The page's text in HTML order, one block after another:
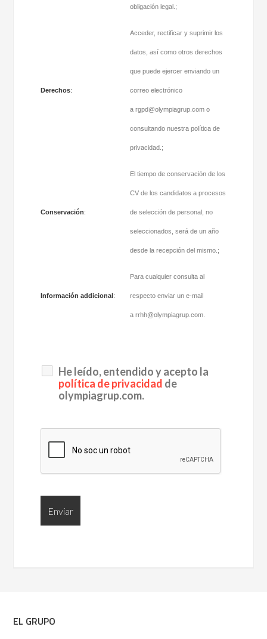
obligación legal.;
Derechos:
Acceder, rectificar y suprimir los
datos, así como otros derechos
que puede ejercer enviando un
correo electrónico
argpd@olympiagrup.com o
consultando nuestra política de
privacidad.;
Conservación:
El tiempo de conservación de los
CV de los candidatos a procesos
de selección de personal, no
seleccionados, será de un año
desde la recepción del mismo.;
Información addicional:
Para cualquier consulta al
respecto enviar un e-mail
arrhh@olympiagrup.com
He leído, entendido y acepto la
política de privacidad de
olympiagrup.com.
EL GRUPO